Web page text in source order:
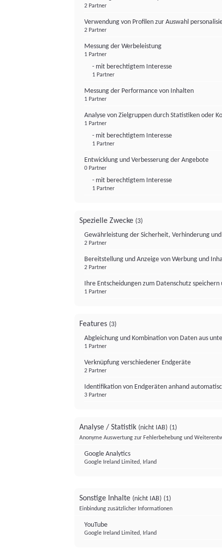
2 Partner
Verwendung von Profilen zur Auswahl
2 Partner
Messung der Werbeleistung
1 Partner
- mit berechtigtem Interesse
1 Partner
Messung der Performance von Inhalten
1 Partner
Analyse von Zielgruppen durch Statistiken oder
1 Partner
- mit berechtigtem Interesse
1 Partner
Entwicklung und Verbesserung der Angebote
0 Partner
- mit berechtigtem Interesse
1 Partner
Spezielle Zwecke (3)
Gewährleistung der Sicherheit, Verhinderung
2 Partner
Bereitstellung und Anzeige von Werbung und
2 Partner
Ihre Entscheidungen zum Datenschutz
1 Partner
Features (3)
Abgleichung und Kombination von Daten aus
1 Partner
Verknüpfung verschiedener Endgeräte
2 Partner
Identifikation von Endgeräten anhand
3 Partner
Analyse / Statistik (nicht IAB) (1)
Anonyme Auswertung zur Fehlerbehebung und
Google Analytics
Google Ireland Limited, Irland
Sonstige Inhalte (nicht IAB) (1)
Einbindung zusätzlicher Informationen
YouTube
Google Ireland Limited, Irland